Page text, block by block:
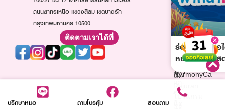
ปรึกษาหมอ ถามโปรคุ้ม สอบถาม
ถนนสาทรเหนือ แขวงสีลม เขตบางรัก
กรุงเทพมหานคร 10500
ติดตามเราได้ที่
แก
รม
ฉีด
เลอ
ร์
โปร
รม
Thermage
โปรแกรม
ฉีด
Sculptra
โปรแกรม
ฉีด
HArmonyCa
ฉีดออร่า
ไวท์
โปรแกรม
ฉีด
วิตามิน
ฉีด
Rejuran
โปรแกรม
ร่องน้ำตาหรือ
หน้าโทรม ไม่ส